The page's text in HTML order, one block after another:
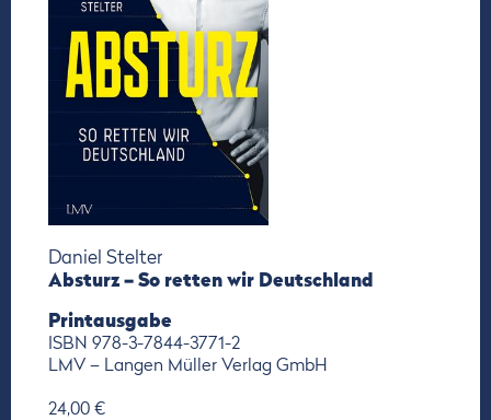
Daniel Stelter
Absturz – So retten wir Deutschland
Printausgabe
ISBN 978-3-7844-3771-2
LMV – Langen Müller Verlag GmbH
24,00 €